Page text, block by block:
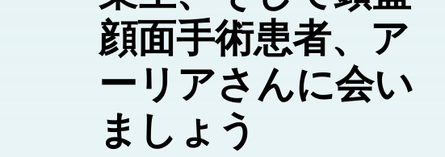
顔面手術患者、ア
ーリアさんに会い
ましょう